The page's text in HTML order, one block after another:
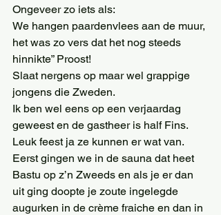
Ongeveer zo iets als:
We hangen paardenvlees aan de muur,
het was zo vers dat het nog steeds
hinnikte” Proost!
Slaat nergens op maar wel grappige
jongens die Zweden.
Ik ben wel eens op een verjaardag
geweest en de gastheer is half Fins.
Leuk feest ja ze kunnen er wat van.
Eerst gingen we in de sauna dat heet
Bastu op z’n Zweeds en als je er dan
uit ging doopte je zoute ingelegde
augurken in de crème fraiche en dan in